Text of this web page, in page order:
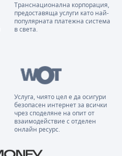
Транснационална корпорация,
предоставяща услуги като най-
популярната платежна система
в света.
Услуга, чиято цел е да осигури
безопасен интернет за всички
чрез споделяне на опит от
взаимодействие с отделен
онлайн ресурс.